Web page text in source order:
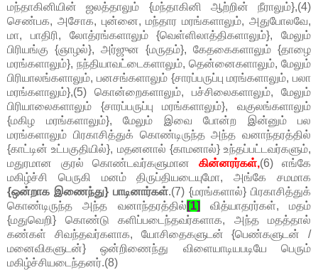
மந்தாகினியின் ஜலத்தாலும் {மந்தாகினி ஆற்றின் நீராலும்},(4)
செண்பக, அசோக, புன்னை, மந்தார மரங்களாலும், அதுபோலவே,
மா, பாதிரி, லோத்ரங்களாலும் {வெள்ளிலாத்திகளாலும்}, மேலும்
பிரியங்கு {ஞாழல்}, அர்ஜுன {மருதம்}, கேதகைகளாலும் {தாழை
மரங்களாலும்}, நந்தியாவட்டைகளாலும், தென்னைகளாலும், மேலும்
பிரியாலங்களாலும், பனசங்களாலும் {சாரப்பருப்பு மரங்களாலும், பலா
மரங்களாலும்},(5) கொன்றைகளாலும், பச்சிலைகளாலும், மேலும்
பிரியாலைகளாலும் {சாரப்பருப்பு மரங்களாலும்}, வகுலங்களாலும்
{மகிழ மரங்களாலும்}, மேலும் இவை போன்ற இன்னும் பல
மரங்களாலும் பிரகாசித்துக் கொண்டிருந்த அந்த வனாந்தரத்தில்
{காட்டின் உட்பகுதியில்}, மதனனால் {காமனால்} உந்தப்பட்டவர்களும்,
மதுரமான குரல் கொண்டவர்களுமான கின்னரர்கள்,(6) எங்கே
மகிழ்ச்சி பெருகி மனம் திருப்தியடையுமோ, அங்கே சமமாக
{ஒன்றாக இணைந்து} பாடினார்கள்.(7) {மரங்களால்} பிரகாசித்துக்
கொண்டிருந்த அந்த வனாந்தரத்தில் [1] வித்யாதரர்கள், மதம்
{மதுவெறி} கொண்டு களிப்படைந்தவர்களாக, அந்த மதத்தால்
கண்கள் சிவந்தவர்களாக, யோசிதைகளுடன் {பெண்களுடன் /
மனைவிகளுடன்} ஒன்றிணைந்து விளையாடியபடியே பெரும்
மகிழ்ச்சியடைந்தனர்.(8)